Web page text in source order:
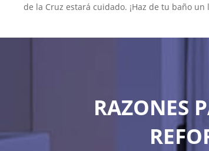
de la Cruz estará cuidado. ¡Haz de tu baño
RAZONES